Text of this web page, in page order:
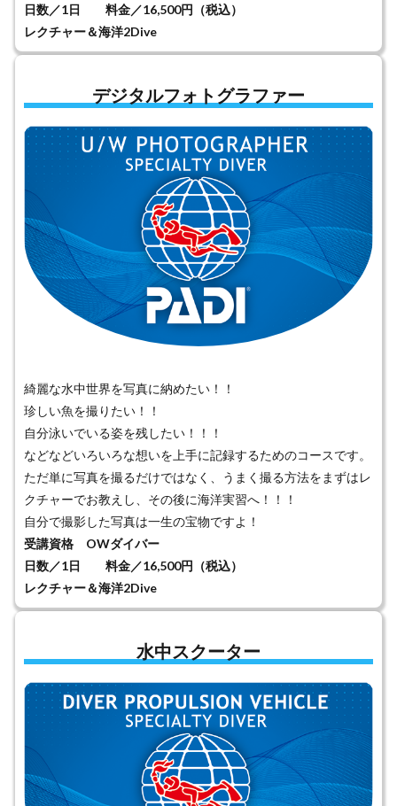
日数／1日 料金／16,500円（税込）
レクチャー＆海洋2Dive
デジタルフォトグラファー
綺麗な水中世界を写真に納めたい！！
珍しい魚を撮りたい！！
自分泳いでいる姿を残したい！！！
などなどいろいろな想いを上手に記録するためのコースです。
ただ単に写真を撮るだけではなく、うまく撮る方法をまずはレ
クチャーでお教えし、その後に海洋実習へ！！！
自分で撮影した写真は一生の宝物ですよ！
受講資格 OWダイバー
日数／1日 料金／16,500円（税込）
レクチャー＆海洋2Dive
水中スクーター